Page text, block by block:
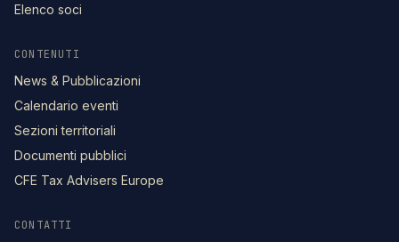
Elenco soci
CONTENUTI
News & Pubblicazioni
Calendario eventi
Sezioni territoriali
Documenti pubblici
CFE Tax Advisers Europe
CONTATTI